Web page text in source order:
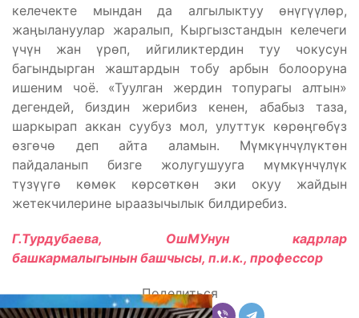
келечекте мындан да алгылыктуу өнүгүүлөр,
жаӊылануулар жаралып, Кыргызстандын келечеги
үчүн жан үрөп, ийгиликтердин туу чокусун
багындырган жаштардын тобу арбын болооруна
ишеним чоё. «Туулган жердин топурагы алтын»
дегендей, биздин жерибиз кенен, абабыз таза,
шаркырап аккан суубуз мол, улуттук көрөӊгөбүз
өзгөчө деп айта аламын. Мүмкүнчүлүктөн
пайдаланып бизге жолугушууга мүмкүнчүлүк
түзүүгө көмөк көрсөткөн эки окуу жайдын
жетекчилерине ыраазычылык билдиребиз.
Г.Турдубаева, ОшМУнун кадрлар
башкармалыгынын башчысы, п.и.к., профессор
Поделиться